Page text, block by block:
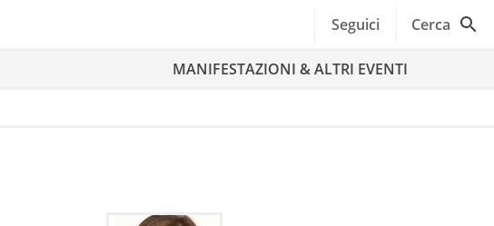
Seguici Cerca
MANIFESTAZIONI & ALTRI EVENTI